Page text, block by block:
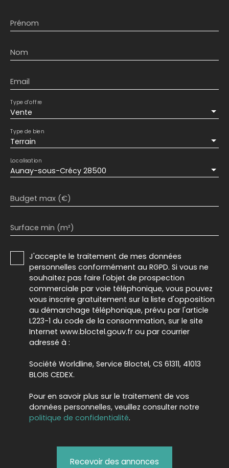
Prénom
Nom
Email
Vente
Type d'offre
Terrain
Type de bien
Aunay-sous-Crécy 28500
Localisation
Budget max (€)
Surface min (m²)
J'accepte le traitement de mes données
personnelles conformément au RGPD. Si vous ne
souhaitez pas faire l'objet de prospection
commerciale par voie téléphonique, vous pouvez
vous inscrire gratuitement sur la liste d'opposition
au démarchage téléphonique, prévu par l'article
L223-1 du code de la consommation, sur le site
Internet www.bloctel.gouv.fr ou par courrier
adressé à :
Société Worldline, Service Bloctel, CS 61311, 41013
BLOIS CEDEX.
Pour en savoir plus sur le traitement de vos
données personnelles, veuillez consulter notre
politique de confidentialité.
Recevoir des annonces